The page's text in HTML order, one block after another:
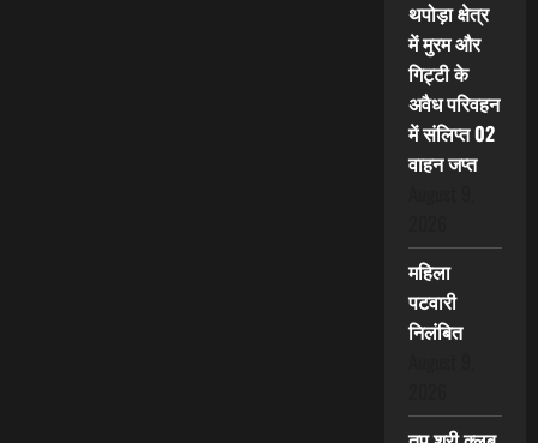
थपोड़ा क्षेत्र
में मुरम और
गिट्टी के
अवैध परिवहन
में संलिप्त 02
वाहन जप्त
महिला
पटवारी
निलंबित